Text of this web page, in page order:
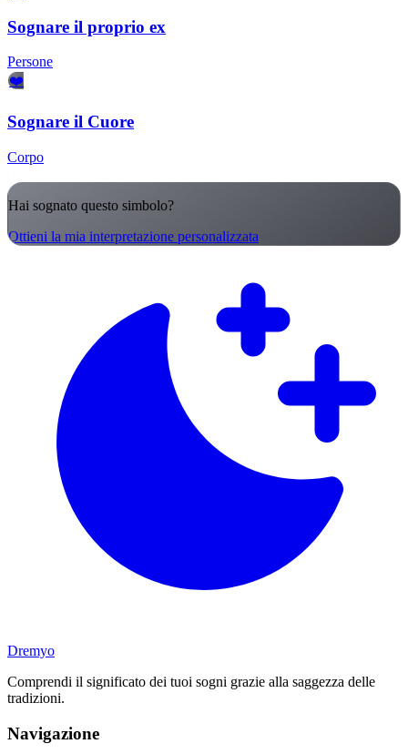
Sognare il proprio ex
Persone
❤️
Sognare il Cuore
Corpo
Hai sognato questo simbolo?
Ottieni la mia interpretazione personalizzata
Dremyo
Comprendi il significato dei tuoi sogni grazie alla saggezza delle
tradizioni.
Navigazione